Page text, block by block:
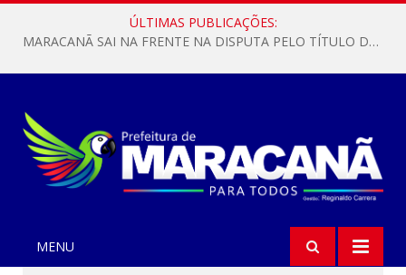
ÚLTIMAS PUBLICAÇÕES:
MARACANÃ SAI NA FRENTE NA DISPUTA PELO TÍTULO DA COPA PARÁ SUB-17!
MENU